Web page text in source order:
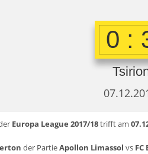
0 :
Europa League 2017/18trifft am
der PartieApollon Limassol vs FC